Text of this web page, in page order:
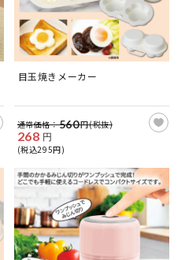
目玉焼きメーカー
通常価格：560円(税抜)
268 円
(税込295円)